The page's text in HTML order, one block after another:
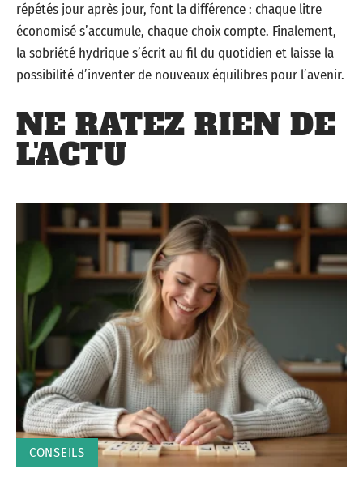
répétés jour après jour, font la différence : chaque litre
économisé s’accumule, chaque choix compte. Finalement,
la sobriété hydrique s’écrit au fil du quotidien et laisse la
possibilité d’inventer de nouveaux équilibres pour l’avenir.
NE RATEZ RIEN DE
L'ACTU
CONSEILS